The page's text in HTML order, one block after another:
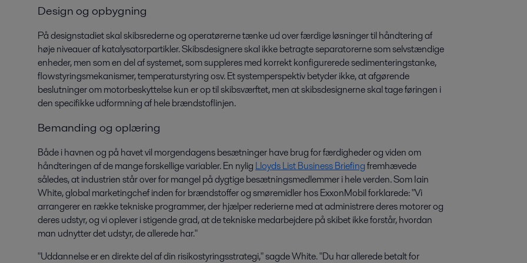
Design og opbygning
På designstadiet skal skibsrederne og operatørerne tænke ud over færdige løsninger til håndtering af
høje niveauer af katalysatorpartikler. Skibsdesignere skal ikke betragte separatorerne som selvstændige
enheder, men som en del af systemet, som suppleres med korrekt konfigurerede sedimenteringstanke,
flowstyringsmekanismer, temperaturstyring osv. Et systemperspektiv betyder ikke, at afgørende
beslutninger om motorbeskyttelse kun er op til skibsværftet, men at skibsdesignerne skal tage føringen i
den specifikke udformning af hele brændstoflinjen.
Bemanding og oplæring
Både i havnen og på havet vil morgendagens besætninger have brug for færdigheder og viden om
håndteringen af de mange forskellige variabler. En nylig Lloyds List Business Briefingfremhævede
således, at industrien står over for mangel på dygtige besætningsmedlemmer i hele verden. Som Iain
White, global marketingchef inden for brændstoffer og smøremidler hos ExxonMobil forklarede: "Vi
arrangerer en række tekniske programmer, der hjælper rederierne med at administrere deres motorer og
deres udstyr, og vi oplever i stigende grad, at de tekniske medarbejdere på skibet ikke forstår, hvordan
man udnytter det udstyr, de allerede har."
"Uddannelse er en direkte del af din risikostyringsstrategi," sagde White. "Du har allerede betalt for